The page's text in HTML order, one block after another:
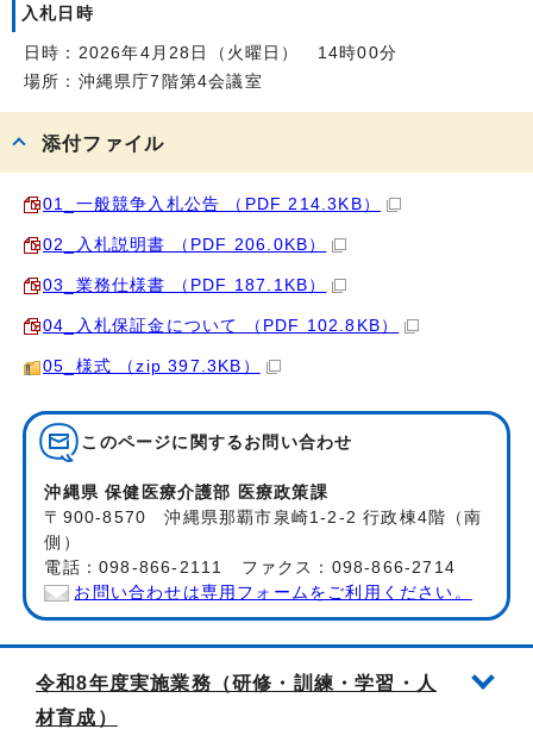
入札日時
日時：2026年4月28日（火曜日） 14時00分
場所：沖縄県庁7階第4会議室
添付ファイル
01_一般競争入札公告 （PDF 214.3KB）
02_入札説明書 （PDF 206.0KB）
03_業務仕様書 （PDF 187.1KB）
04_入札保証金について （PDF 102.8KB）
05_様式 （zip 397.3KB）
このページに関する お問い合わせ
沖縄県 保健医療介護部 医療政策課
〒900-8570 沖縄県那覇市泉崎1-2-2 行政棟4階（南
側）
電話：098-866-2111 ファクス：098-866-2714
お問い合わせは専用フォームをご利用ください。
令和8年度実施業務（研修・訓練・学習・人
材育成）